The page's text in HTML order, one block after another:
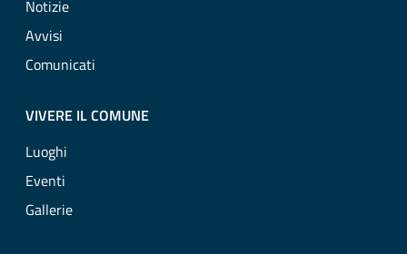
Notizie
Avvisi
Comunicati
VIVERE IL COMUNE
Luoghi
Eventi
Gallerie